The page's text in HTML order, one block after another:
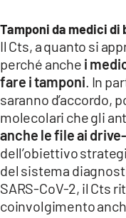
Tamponi da medici di
Il Cts, a quanto si
perché anche i
fare i tamponi . In
saranno d’accordo,
molecolari che gli
anche le file ai
dell’obiettivo
del sistema
SARS-CoV-2, il Cts
coinvolgimento